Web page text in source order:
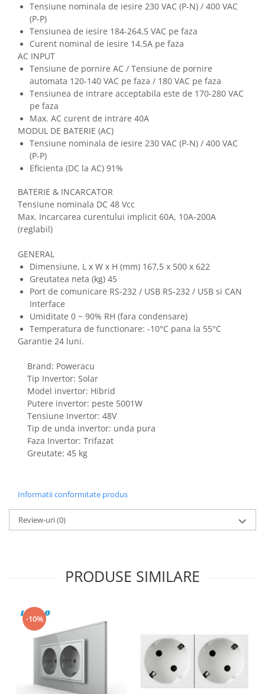
Tensiune nominala de iesire 230 VAC (P-N) / 400 VAC
(P-P)
Tensiunea de iesire 184-264,5 VAC pe faza
Curent nominal de iesire 14.5A pe faza
AC INPUT
Tensiune de pornire AC / Tensiune de pornire
automata 120-140 VAC pe faza / 180 VAC pe faza
Tensiunea de intrare acceptabila este de 170-280 VAC
pe faza
Max. AC curent de intrare 40A
MODUL DE BATERIE (AC)
Tensiune nominala de iesire 230 VAC (P-N) / 400 VAC
(P-P)
Eficienta (DC la AC) 91%
BATERIE & INCARCATOR
Tensiune nominala DC 48 Vcc
Max. Incarcarea curentului implicit 60A, 10A-200A
(reglabil)
GENERAL
Dimensiune, L x W x H (mm) 167,5 x 500 x 622
Greutatea neta (kg) 45
Port de comunicare RS-232 / USB RS-232 / USB si CAN
Interface
Umiditate 0 ~ 90% RH (fara condensare)
Temperatura de functionare: -10°C pana la 55°C
Garantie 24 luni.
Brand: Poweracu
Tip Invertor: Solar
Model invertor: Hibrid
Putere invertor: peste 5001W
Tensiune Invertor: 48V
Tip de unda invertor: unda pura
Faza Invertor: Trifazat
Greutate: 45 kg
Informatii conformitate produs
Review-uri(0)
PRODUSE SIMILARE
-10%